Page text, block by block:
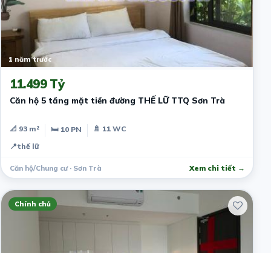
1 năm trước
11.499 Tỷ
Căn hộ 5 tầng mặt tiền đường THẾ LỮ TTQ Sơn Trà
📐 93 m² 🛏 10 PN
🚿 11 WC
📍thế lữ
Căn hộ/Chung cư · Sơn Trà Xem chi tiết →
Chính chủ